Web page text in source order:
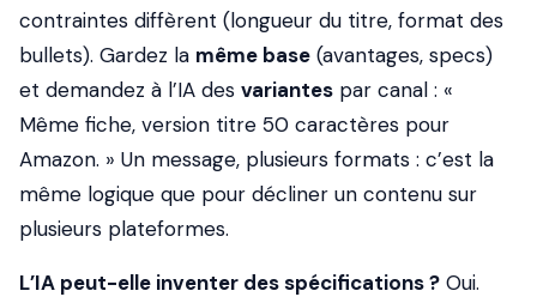
contraintes diffèrent (longueur du titre, format des
bullets). Gardez la même base (avantages, specs)
et demandez à l’IA des variantes par canal : «
Même fiche, version titre 50 caractères pour
Amazon. » Un message, plusieurs formats : c’est la
même logique que pour décliner un contenu sur
plusieurs plateformes.
L’IA peut-elle inventer des spécifications ? Oui.